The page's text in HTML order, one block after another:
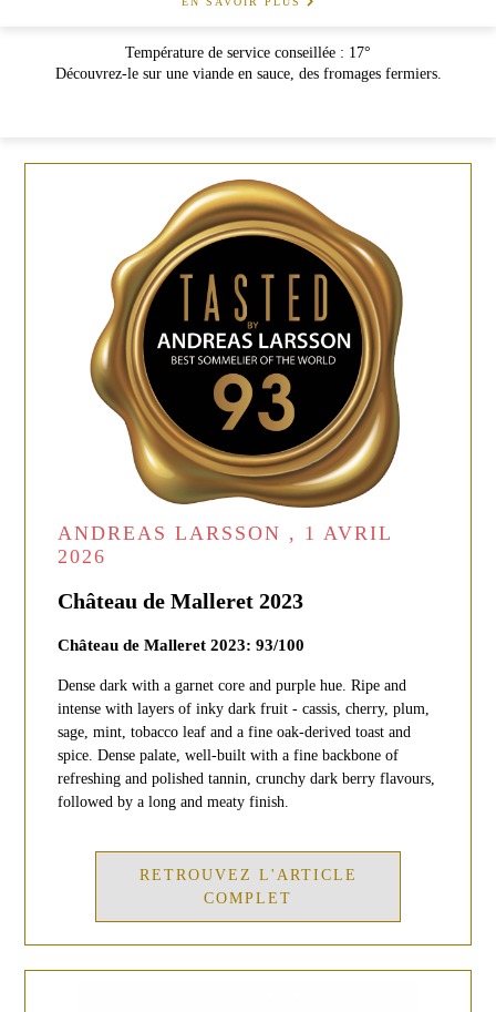
Température de service conseillée : 17°
Découvrez-le sur une viande en sauce, des fromages fermiers.
ANDREAS LARSSON , 1 AVRIL
2026
Château de Malleret 2023
Château de Malleret 2023: 93/100
Dense dark with a garnet core and purple hue. Ripe and
intense with layers of inky dark fruit - cassis, cherry, plum,
sage, mint, tobacco leaf and a fine oak-derived toast and
spice. Dense palate, well-built with a fine backbone of
refreshing and polished tannin, crunchy dark berry flavours,
followed by a long and meaty finish.
RETROUVEZ L'ARTICLE
COMPLET